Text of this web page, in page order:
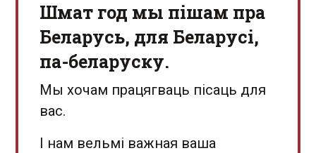
Шмат год мы пішам пра
Беларусь, для Беларусі,
па-беларуску.
Мы хочам працягваць пісаць для
вас.
І нам вельмі важная ваша